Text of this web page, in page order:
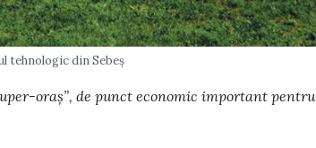
tehnologic din Sebeș
oraș”, de punct eco­nomic impor­tant pentru